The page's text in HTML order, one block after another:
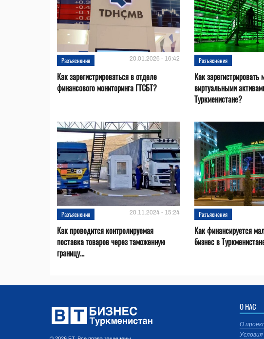
Разъяснения 20.01.2026 - 16:42
Как зарегистрироваться в отделе
финансового мониторинга ГТСБТ?
Разъяснения
Как зарегистрировать
виртуальными
Туркменистане?
Разъяснения 20.11.2024 - 15:24
Как проводится контролируемая
поставка товаров через таможенную
границу...
Разъяснения
Как финансируется
бизнес в
О НАС
О